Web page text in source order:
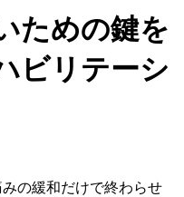
ための鍵を
ビリテーシ
の緩和だけで終わらせ